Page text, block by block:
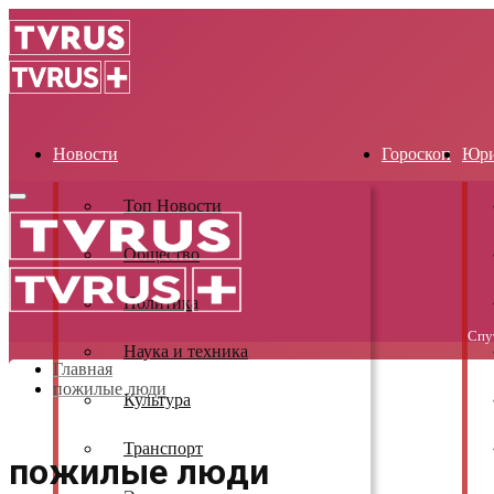
Новости
Топ Новости
Общество
Политика
Наука и техника
Культура
Транспорт
Гороскоп
Primary
Menu
Главная
пожилые люди
пожилые люди